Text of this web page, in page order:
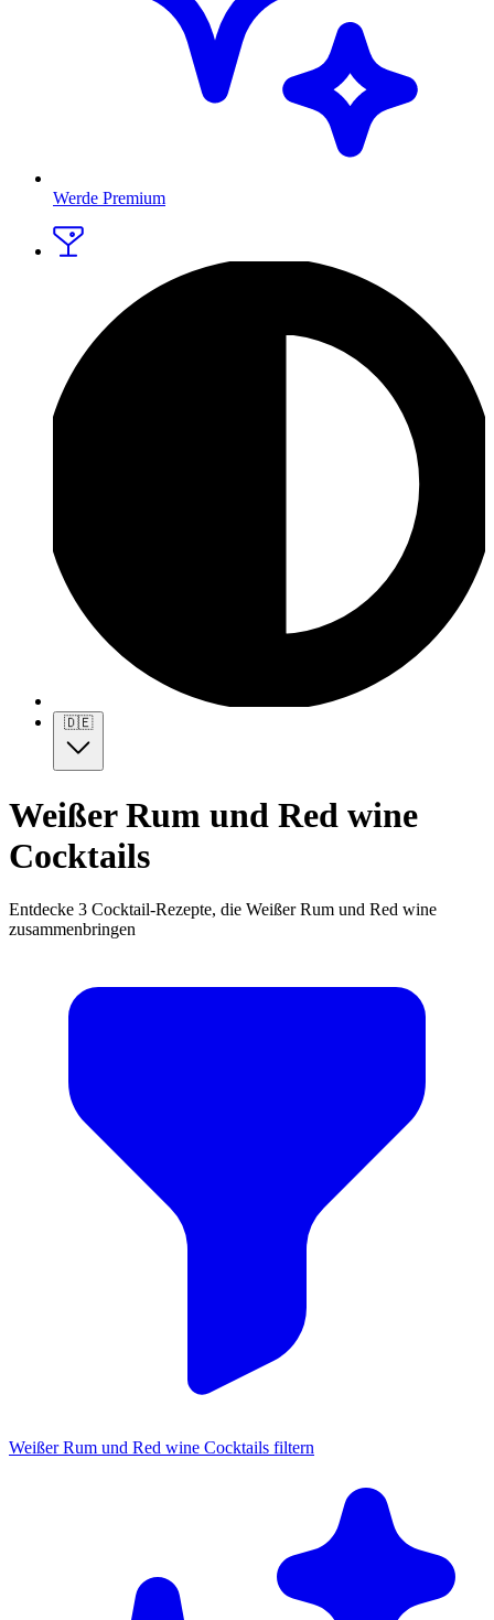
Werde Premium
🇩🇪
Weißer Rum und Red wine
Cocktails
Entdecke 3 Cocktail-Rezepte, die Weißer Rum und Red wine
zusammenbringen
Weißer Rum und Red wine Cocktails filtern